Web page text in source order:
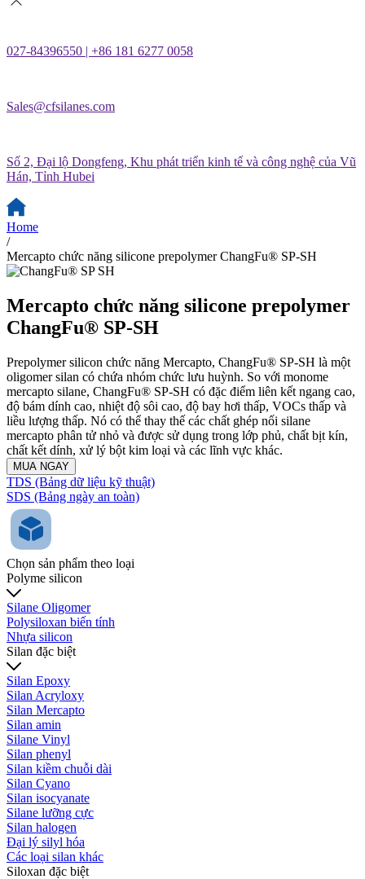
027-84396550 | +86 181 6277 0058
Sales@cfsilanes.com
Số 2, Đại lộ Dongfeng, Khu phát triển kinh tế và công nghệ của Vũ
Hán, Tỉnh Hubei
Home
/
Mercapto chức năng silicone prepolymer ChangFu® SP-SH
Mercapto chức năng silicone prepolymer
ChangFu® SP-SH
Prepolymer silicon chức năng Mercapto, ChangFu® SP-SH là một
oligomer silan có chứa nhóm chức lưu huỳnh. So với monome
mercapto silane, ChangFu® SP-SH có đặc điểm liên kết ngang cao,
độ bám dính cao, nhiệt độ sôi cao, độ bay hơi thấp, VOCs thấp và
liều lượng thấp. Nó có thể thay thế các chất ghép nối silane
mercapto phân tử nhỏ và được sử dụng trong lớp phủ, chất bịt kín,
chất kết dính, xử lý bột kim loại và các lĩnh vực khác.
MUA NGAY
TDS (Bảng dữ liệu kỹ thuật)
SDS (Bảng ngày an toàn)
Chọn sản phẩm theo loại
Polyme silicon
Silane Oligomer
Polysiloxan biến tính
Nhựa silicon
Silan đặc biệt
Silan Epoxy
Silan Acryloxy
Silan Mercapto
Silan amin
Silane Vinyl
Silan phenyl
Silan kiềm chuỗi dài
Silan Cyano
Silan isocyanate
Silane lưỡng cực
Silan halogen
Đại lý silyl hóa
Các loại silan khác
Siloxan đặc biệt